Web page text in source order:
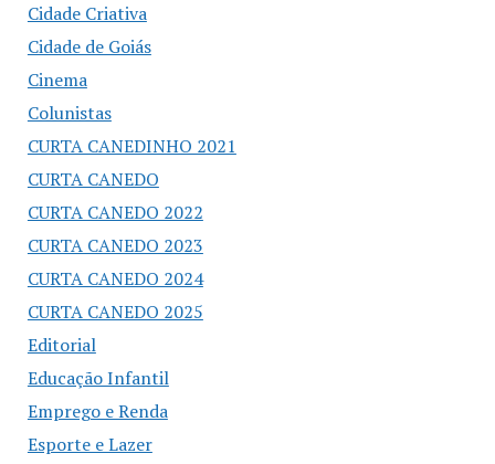
Cidade Criativa
Cidade de Goiás
Cinema
Colunistas
CURTA CANEDINHO 2021
CURTA CANEDO
CURTA CANEDO 2022
CURTA CANEDO 2023
CURTA CANEDO 2024
CURTA CANEDO 2025
Editorial
Educação Infantil
Emprego e Renda
Esporte e Lazer